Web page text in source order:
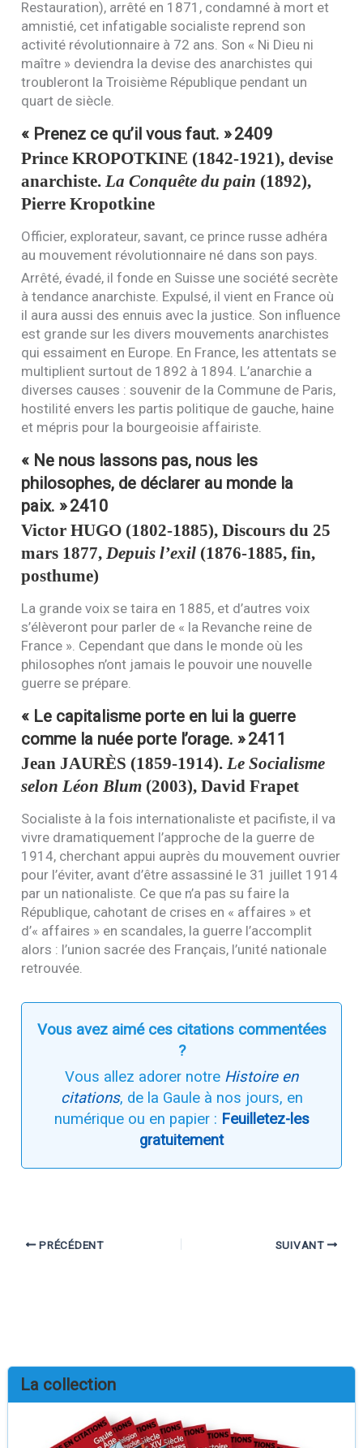
Restauration), arrêté en 1871, condamné à mort et
amnistié, cet infatigable socialiste reprend son
activité révolutionnaire à 72 ans. Son « Ni Dieu ni
maître » deviendra la devise des anarchistes qui
troubleront la Troisième République pendant un
quart de siècle.
« Prenez ce qu’il vous faut. »2409
PrinceKROPOTKINE (1842-1921), devise
anarchiste. La Conquête du pain (1892),
Pierre Kropotkine
Officier, explorateur, savant, ce prince russe adhéra
au mouvement révolutionnaire né dans son pays.
Arrêté, évadé, il fonde en Suisse une société secrète
à tendance anarchiste. Expulsé, il vient en France où
il aura aussi des ennuis avec la justice. Son influence
est grande sur les divers mouvements anarchistes
qui essaiment en Europe. En France, les attentats se
multiplient surtout de 1892 à 1894. L’anarchie a
diverses causes : souvenir de la Commune de Paris,
hostilité envers les partis politique de gauche, haine
et mépris pour la bourgeoisie affairiste.
« Ne nous lassons pas, nous les
philosophes, de déclarer au monde la
paix. »2410
VictorHUGO (1802-1885), Discours du 25
mars 1877, Depuis l’exil (1876-1885, fin,
posthume)
La grande voix se taira en 1885, et d’autres voix
s’élèveront pour parler de « la Revanche reine de
France ». Cependant que dans le monde où les
philosophes n’ont jamais le pouvoir une nouvelle
guerre se prépare.
« Le capitalisme porte en lui la guerre
comme la nuée porte l’orage. »2411
Jean JAURÈS (1859-1914). Le Socialisme
selon Léon Blum (2003), David Frapet
Socialiste à la fois internationaliste et pacifiste, il va
vivre dramatiquement l’approche de la guerre de
1914, cherchant appui auprès du mouvement ouvrier
pour l’éviter, avant d’être assassiné le 31 juillet 1914
par un nationaliste. Ce que n’a pas su faire la
République, cahotant de crises en « affaires » et
d’« affaires » en scandales, la guerre l’accomplit
alors : l’union sacrée des Français, l’unité nationale
retrouvée.
Vous avez aimé ces citations commentées
?
Vous allez adorer notre Histoire en
citations, de la Gaule à nos jours, en
numérique ou en papier : Feuilletez-les
gratuitement
PRÉCÉDENT SUIVANT
La collection